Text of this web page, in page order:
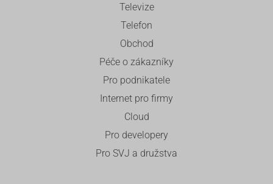
Televize
Telefon
Obchod
Péče o zákazníky
Pro podnikatele
Internet pro firmy
Cloud
Pro developery
Pro SVJ a družstva